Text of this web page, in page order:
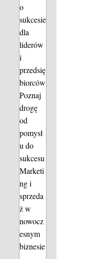
o
sukcesie
dla
liderów
i
przedsię
biorców
Poznaj
drogę
od
pomysł
u do
sukcesu
Marketi
ng i
sprzeda
ż w
nowocz
esnym
biznesie